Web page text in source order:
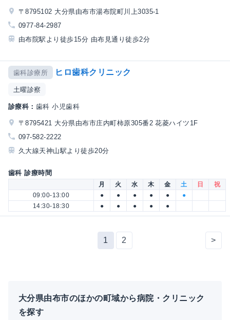
〒8795102 大分県由布市湯布院町川上3035-1
0977-84-2987
由布院駅より徒歩15分 由布見通り徒歩2分
歯科診療所 ヒロ歯科クリニック
土曜診察
診療科： 歯科 小児歯科
〒8795421 大分県由布市庄内町柿原305番2 花菱ハイツ1F
097-582-2222
久大線天神山駅より徒歩20分
歯科 診療時間
月 火 水 木 金 土 日
祝
09:00-13:00
● ● ● ● ●
●
14:30-18:30
● ● ● ● ●
1 2 >
大分県由布市のほかの町域から病院・クリニック
を探す